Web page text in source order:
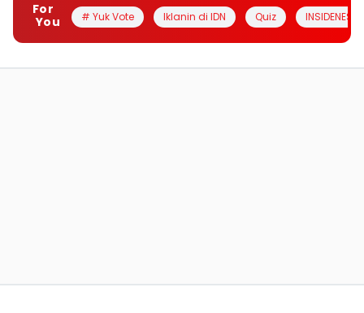
For
You
# Yuk Vote Iklanin di IDN Quiz INSIDENESIA